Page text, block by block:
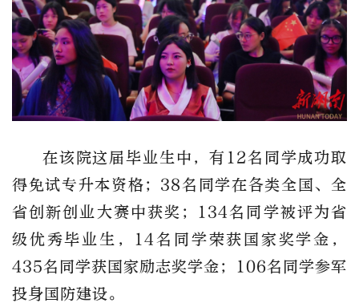
在该院这届毕业生中，有12名同学成功取
得免试专升本资格；38名同学在各类全国、全
省创新创业大赛中获奖；134名同学被评为省
级优秀毕业生，14名同学荣获国家奖学金，
435名同学获国家励志奖学金；106名同学参军
投身国防建设。